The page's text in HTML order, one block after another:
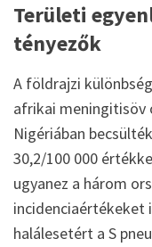
Területi
tényezők
A földrajzi
afrikai meningitisöv
Nigériában
30,2/100 000
ugyanez a három
incidenciaértékeket
halálesetért a S